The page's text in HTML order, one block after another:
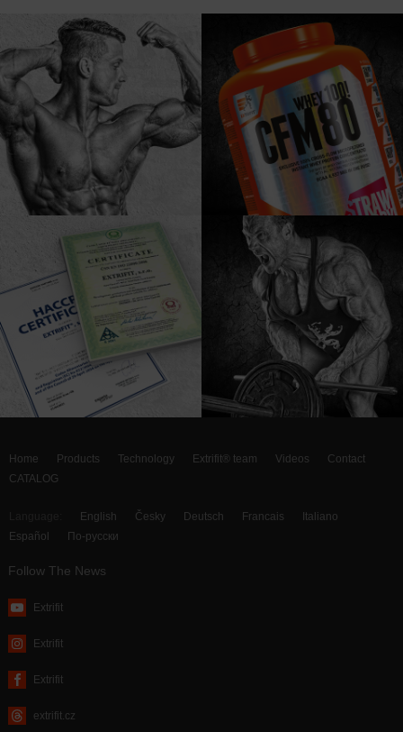
Home Products Technology Extrifit® team Videos
Contact
CATALOG
English Česky Deutsch Francais
Italiano
Español
По-русски
Follow The News
Extrifit
Extrifit
Extrifit
extrifit.cz